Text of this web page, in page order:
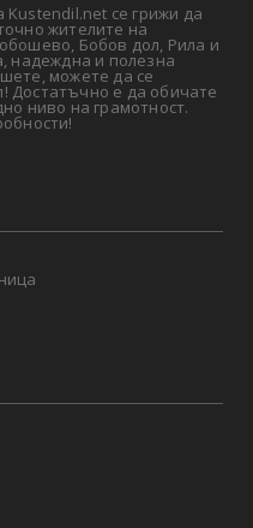
се грижи да
жителите на
Бобов дол, Рила и
надеждна и полезна
можете да се
Достатъчно е да обичате
ниво на грамотност.